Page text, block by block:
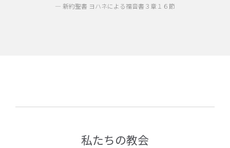
— 新約聖書 ヨハネによる福音書３章１６節
私たちの教会